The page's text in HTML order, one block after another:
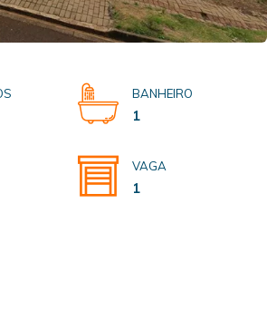
BANHEIRO
1
VAGA
1